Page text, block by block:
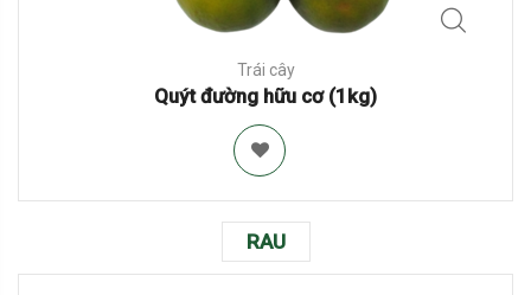
Trái cây
Quýt đường hữu cơ (1kg)
RAU